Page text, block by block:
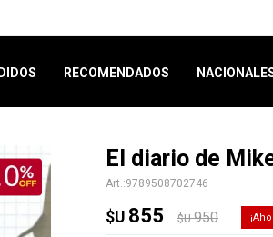
RECOMENDADOS
El diario de
9789508702746
$U 855 $U 950